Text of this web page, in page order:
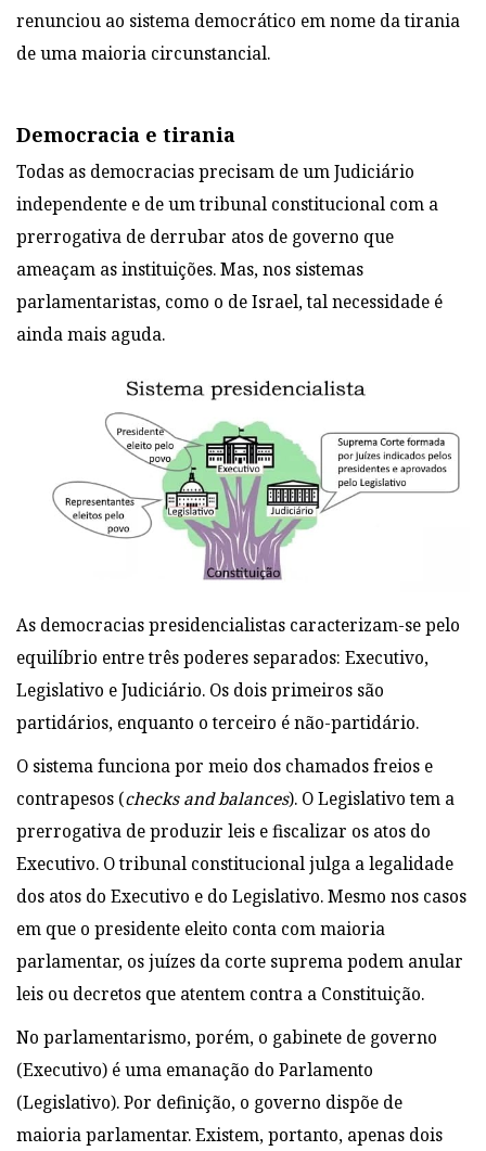
renunciou ao sistema democrático em nome da tirania
de uma maioria circunstancial.
Democracia e tirania
Todas as democracias precisam de um Judiciário
independente e de um tribunal constitucional com a
prerrogativa de derrubar atos de governo que
ameaçam as instituições. Mas, nos sistemas
parlamentaristas, como o de Israel, tal necessidade é
ainda mais aguda.
As democracias presidencialistas caracterizam-se pelo
equilíbrio entre três poderes separados: Executivo,
Legislativo e Judiciário. Os dois primeiros são
partidários, enquanto o terceiro é não-partidário.
O sistema funciona por meio dos chamados freios e
contrapesos (checks and balances). O Legislativo tem a
prerrogativa de produzir leis e fiscalizar os atos do
Executivo. O tribunal constitucional julga a legalidade
dos atos do Executivo e do Legislativo. Mesmo nos casos
em que o presidente eleito conta com maioria
parlamentar, os juízes da corte suprema podem anular
leis ou decretos que atentem contra a Constituição.
No parlamentarismo, porém, o gabinete de governo
(Executivo) é uma emanação do Parlamento
(Legislativo). Por definição, o governo dispõe de
maioria parlamentar. Existem, portanto, apenas dois